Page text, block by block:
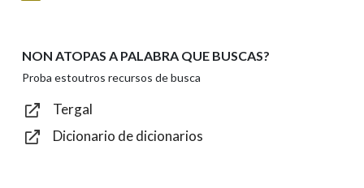
Texto de verificación
NON ATOPAS A PALABRA QUE BUSCAS?
Proba estoutros recursos de busca
Tergal
Dicionario de dicionarios